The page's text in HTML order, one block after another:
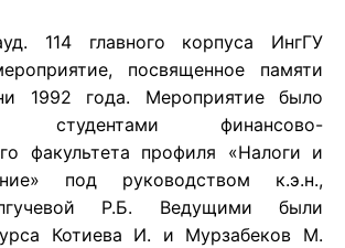
114 главного корпуса ИнгГУ
посвященное памяти
1992 года. Мероприятие было
студентами финансово-
факультета профиля «Налоги и
под руководством к.э.н.,
Р.Б. Ведущими были
Котиева И. и Мурзабеков М.